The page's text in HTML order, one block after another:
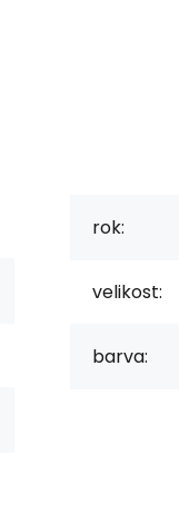
rok:
velikost:
barva: